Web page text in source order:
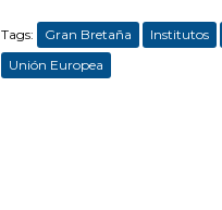
Tags: Gran Bretaña Institutos
Unión Europea